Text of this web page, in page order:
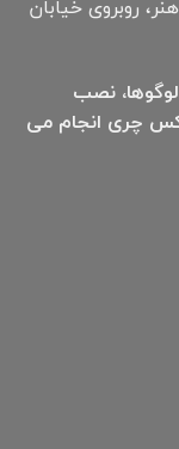
روبروی خیابان
نصب
چری انجام می